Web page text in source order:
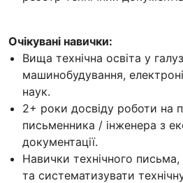
Очікувані навички:
Вища технічна освіта у
машинобудування,
наук.
2+ роки досвіду роботи на
письменника / інженера з
документації.
Навички технічного письма,
та систематизувати